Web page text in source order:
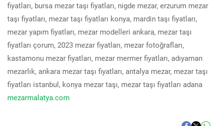
fiyatları, bursa mezar taşı fiyatları, nigde mezar, erzurum mezar
taşı fiyatları, mezar taşı fiyatları konya, mardin taşı fiyatları,
mezar yapım fiyatları, mezar modelleri ankara, mezar taşı
fiyatları çorum, 2023 mezar fiyatları, mezar fotoğrafları,
kastamonu mezar fiyatları, mezar mermer fiyatları, adıyaman
mezarlık, ankara mezar taşı fiyatları, antalya mezar, mezar taşı
fiyatları istanbul, konya mezar taşı, mezar taşı fiyatları adana
mezarmalatya.com